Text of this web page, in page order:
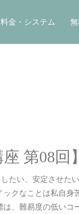
料金・システム
たい、安定させた
クなことは私自身
は、難易度の低い